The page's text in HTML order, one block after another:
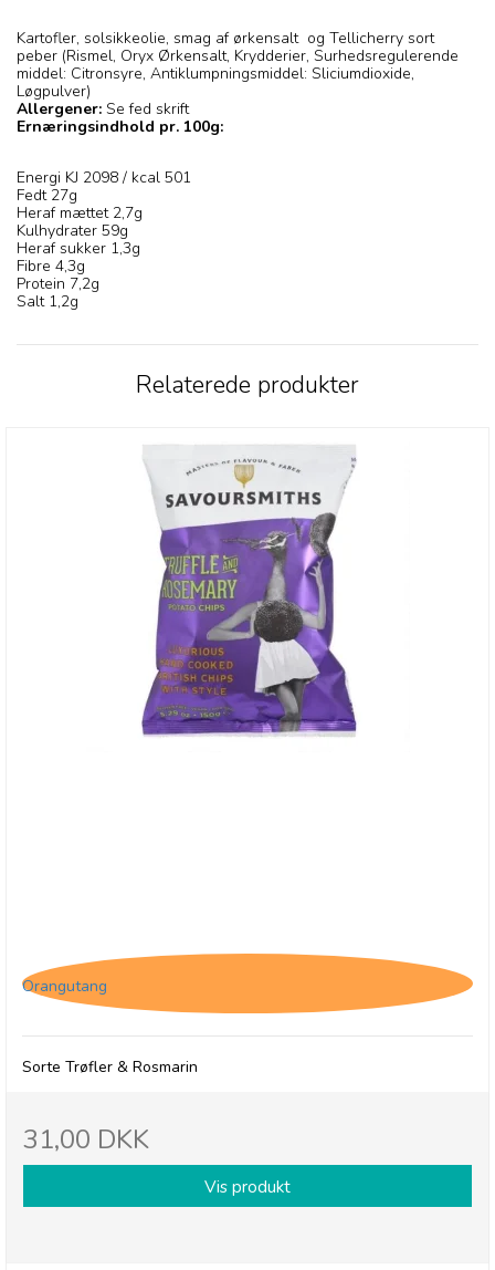
Kartofler, solsikkeolie, smag af ørkensalt og Tellicherry sort
peber (Rismel, Oryx Ørkensalt, Krydderier, Surhedsregulerende
middel: Citronsyre, Antiklumpningsmiddel: Sliciumdioxide,
Løgpulver)
Allergener: Se fed skrift
Ernæringsindhold pr. 100g:
Energi KJ 2098 / kcal 501
Fedt 27g
Heraf mættet 2,7g
Kulhydrater 59g
Heraf sukker 1,3g
Fibre 4,3g
Protein 7,2g
Salt 1,2g
Relaterede produkter
Orangutang
Sorte Trøfler & Rosmarin
31,00 DKK
Vis produkt